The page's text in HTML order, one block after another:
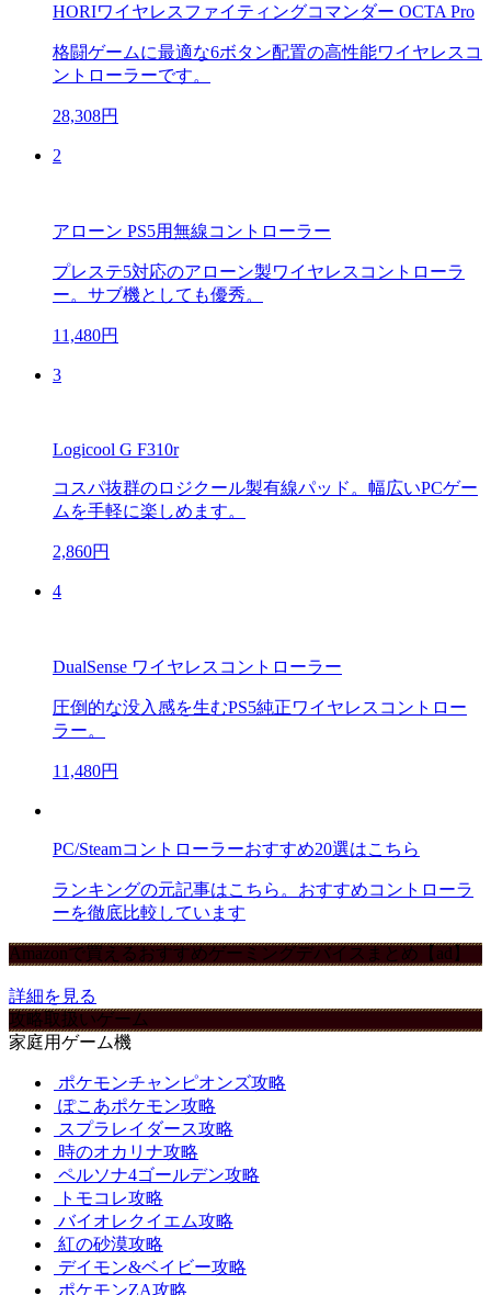
HORIワイヤレスファイティングコマンダー OCTA Pro
格闘ゲームに最適な6ボタン配置の高性能ワイヤレスコ
ントローラーです。
28,308円
2
アローン PS5用無線コントローラー
プレステ5対応のアローン製ワイヤレスコントローラ
ー。サブ機としても優秀。
11,480円
3
Logicool G F310r
コスパ抜群のロジクール製有線パッド。幅広いPCゲー
ムを手軽に楽しめます。
2,860円
4
DualSense ワイヤレスコントローラー
圧倒的な没入感を生むPS5純正ワイヤレスコントロー
ラー。
11,480円
PC/Steamコントローラーおすすめ20選はこちら
ランキングの元記事はこちら。おすすめコントローラ
ーを徹底比較しています
Amazonで買えるおすすめゲーミングデバイスまとめ【ad】
詳細を見る
攻略取扱いゲーム
家庭用ゲーム機
ポケモンチャンピオンズ攻略
ぽこあポケモン攻略
スプラレイダース攻略
時のオカリナ攻略
ペルソナ4ゴールデン攻略
トモコレ攻略
バイオレクイエム攻略
紅の砂漠攻略
デイモン&ベイビー攻略
ポケモンZA攻略